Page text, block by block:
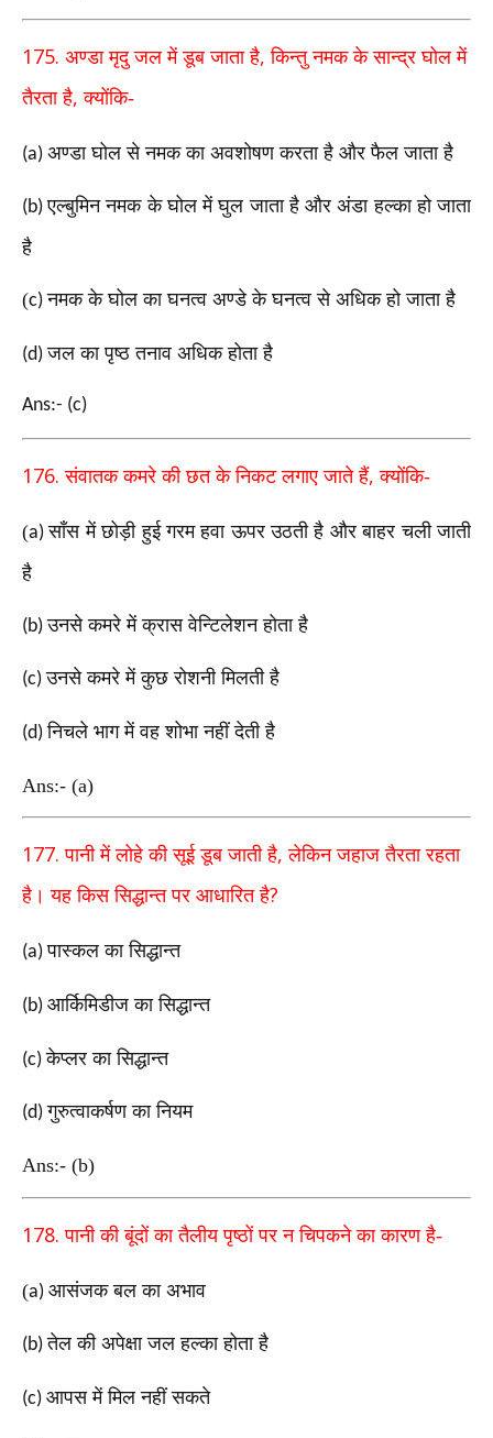
175. अण्डा मृदु जल में डूब जाता है,किन्तु नमक के सान्द्र घोल में
तैरता है,क्योंकि-
(a) अण्डा घोल से नमक का अवशोषण करता है और फैल जाता है
(b)एल्बुमिन नमक के घोल में घुल जाता है और अंडा हल्का हो जाता
है
(c)नमक के घोल का घनत्व अण्डे के घनत्व से अधिक हो जाता है
(d)जल का पृष्ठ तनाव अधिक होता है
Ans:- (c)
176.संवातक कमरे की छत के निकट लगाए जाते हैं,क्योंकि-
(a)साँस में छोड़ी हुई गरम हवा ऊपर उठती है और बाहर चली जाती
है
(b)उनसे कमरे में क्रास वेन्टिलेशन होता है
(c)उनसे कमरे में कुछ रोशनी मिलती है
(d)निचले भाग में वह शोभा नहीं देती है
Ans:- (a)
177.पानी में लोहे की सूई डूब जाती है,लेकिन जहाज तैरता रहता
है। यह किस सिद्धान्त पर आधारित है?
(a)पास्कल का सिद्धान्त
(b) आर्किमिडीज का सिद्धान्त
(c)केप्लर का सिद्धान्त
(d)गुरुत्वाकर्षण का नियम
Ans:- (b)
178.पानी की बूंदों का तैलीय पृष्ठों पर न चिपकने का कारण है-
(a) आसंजक बल का अभाव
(b)तेल की अपेक्षा जल हल्का होता है
(c) आपस में मिल नहीं सकते